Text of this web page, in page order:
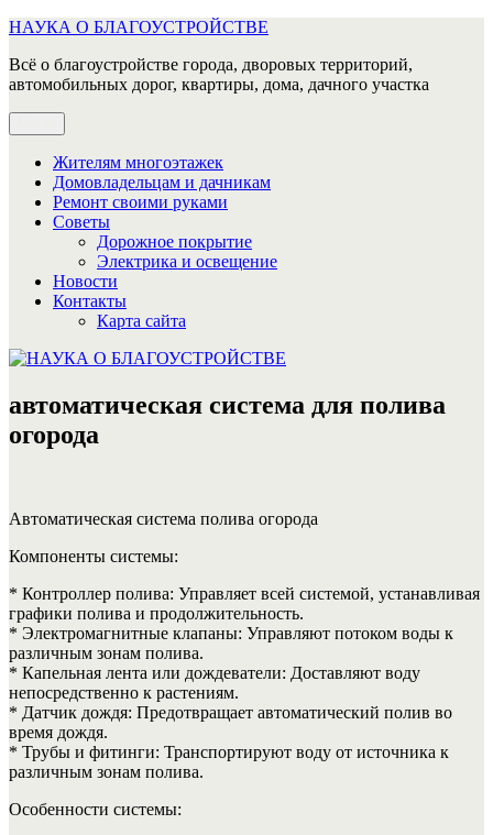
Перейти
содержимому
НАУКА О БЛАГОУСТРОЙСТВЕ
Всё о благоустройстве города, дворовых территорий,
автомобильных дорог, квартиры, дома, дачного участка
Жителям многоэтажек
Домовладельцам и дачникам
Ремонт своими руками
Советы
Дорожное покрытие
Электрика и освещение
Новости
Контакты
Карта сайта
автоматическая система для полива
огорода
Автоматическая система полива огорода
Компоненты системы:
* Контроллер полива: Управляет всей системой, устанавливая
графики полива и продолжительность.
* Электромагнитные клапаны: Управляют потоком воды к
различным зонам полива.
* Капельная лента или дождеватели: Доставляют воду
непосредственно к растениям.
* Датчик дождя: Предотвращает автоматический полив во
время дождя.
* Трубы и фитинги: Транспортируют воду от источника к
различным зонам полива.
Особенности системы: